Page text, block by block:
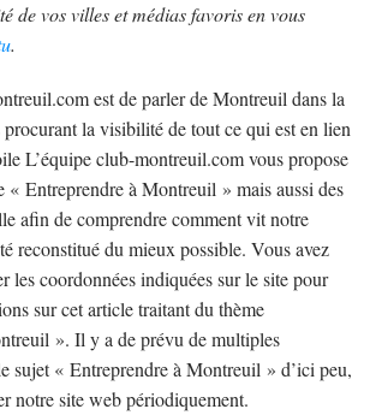
de vos villes et médias favoris en vous
.
est de parler de Montreuil dans la
procurant la visibilité de tout ce qui est en lien
L’équipe club-montreuil.com vous propose
« Entreprendre à Montreuil » mais aussi des
afin de comprendre comment vit notre
reconstitué du mieux possible. Vous avez
les coordonnées indiquées sur le site pour
sur cet article traitant du thème
». Il y a de prévu de multiples
sujet « Entreprendre à Montreuil » d’ici peu,
notre site web périodiquement.